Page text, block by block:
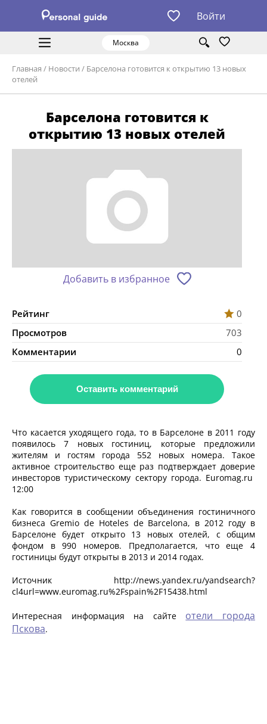
Войти
Москва
Главная / Новости / Барселона готовится к открытию 13 новых
отелей
Барселона готовится к
открытию 13 новых отелей
Добавить в избранное
Рейтинг
0
Просмотров
703
Комментарии
0
Оставить комментарий
Что касается уходящего года, то в Барселоне в 2011 году
появилось 7 новых гостиниц, которые предложили
жителям и гостям города 552 новых номера. Такое
активное строительство еще раз подтверждает доверие
инвесторов туристическому сектору города. Euromag.ru
12:00
Как говорится в сообщении объединения гостиничного
бизнеса Gremio de Hoteles de Barcelona, в 2012 году в
Барселоне будет открыто 13 новых отелей, с общим
фондом в 990 номеров. Предполагается, что еще 4
гостиницы будут открыты в 2013 и 2014 годах.
Источник http://news.yandex.ru/yandsearch?
cl4url=www.euromag.ru%2Fspain%2F15438.html
Интересная информация на сайте отели города
Пскова.